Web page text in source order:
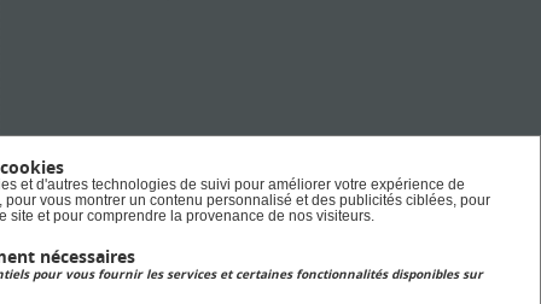
volonté de
toujours mieux
futurs
donc
et d'autres technologies de suivi pour améliorer votre expérience de
pour vous montrer un contenu personnalisé et des publicités ciblées, pour
site et pour comprendre la provenance de nos visiteurs.
nécessaires
pour vous fournir les services et certaines fonctionnalités disponibles sur